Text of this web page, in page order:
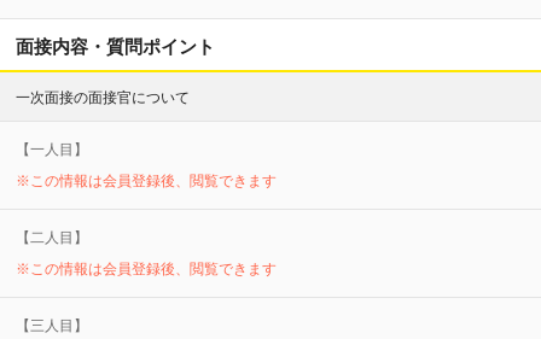
面接内容・質問ポイント
一次面接の面接官について
【一人目】
※この情報は会員登録後、閲覧できます
【二人目】
※この情報は会員登録後、閲覧できます
【三 人目】